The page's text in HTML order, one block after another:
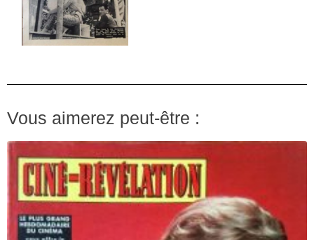
Vous aimerez peut-être :